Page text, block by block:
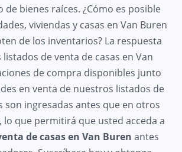
bienes raíces. ¿Cómo es posible
viviendas y casas en Van Buren
de los inventarios? La respuesta
de venta de casas en Van
de compra disponibles junto
en venta de nuestros listados de
son ingresadas antes que en otros
lo que permitirá que usted acceda a
de casas en Van Buren antes